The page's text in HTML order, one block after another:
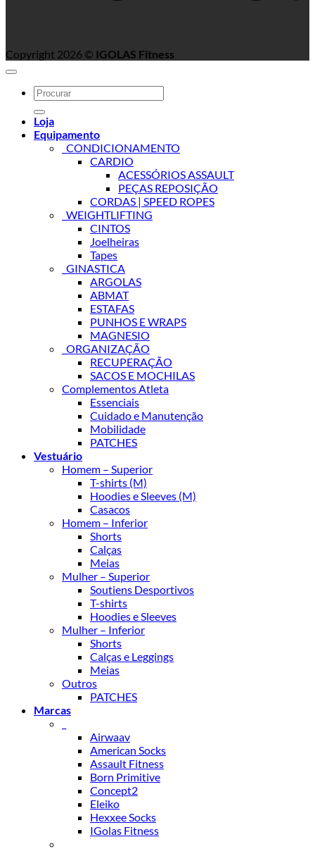
Copyright 2026 © IGOLAS Fitness
Search
for:
Loja
Equipamento
_CONDICIONAMENTO
CARDIO
ACESSÓRIOS ASSAULT
PEÇAS REPOSIÇÃO
CORDAS | SPEED ROPES
_WEIGHTLIFTING
CINTOS
Joelheiras
Tapes
_GINASTICA
ARGOLAS
ABMAT
ESTAFAS
PUNHOS E WRAPS
MAGNESIO
_ORGANIZAÇÃO
RECUPERAÇÃO
SACOS E MOCHILAS
Complementos Atleta
Essenciais
Cuidado e Manutenção
Mobilidade
PATCHES
Vestuário
Homem – Superior
T-shirts (M)
Hoodies e Sleeves (M)
Casacos
Homem – Inferior
Shorts
Calças
Meias
Mulher – Superior
Soutiens Desportivos
T-shirts
Hoodies e Sleeves
Mulher – Inferior
Shorts
Calças e Leggings
Meias
Outros
PATCHES
Marcas
Airwaav
American Socks
Assault Fitness
Born Primitive
Concept2
Eleiko
Hexxee Socks
IGolas Fitness